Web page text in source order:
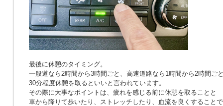
最後に休憩のタイミング。
一般道なら2時間から3時間ごと、高速道路なら1時間から2時間ご
30分程度休憩を取るといいと言われています。
その際に大事なポイントは、疲れを感じる前に休憩を取ることと
車から降りて歩いたり、ストレッチしたり、血流を良くすること